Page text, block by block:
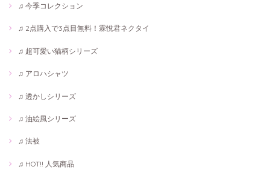
♫ 今季コレクション
♫ 2点購入で3点目無料！霖悅君ネクタイ
♫ 超可愛い猫柄シリーズ
♫ アロハシャツ
♫ 透かしシリーズ
♫ 油絵風シリーズ
♫ 法被
♫ HOT!! 人気商品